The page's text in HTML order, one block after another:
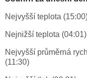
Nejvyšší teplota
Nejnižší teplota (04:01)
Nejvyšší průměrná
(11:30)